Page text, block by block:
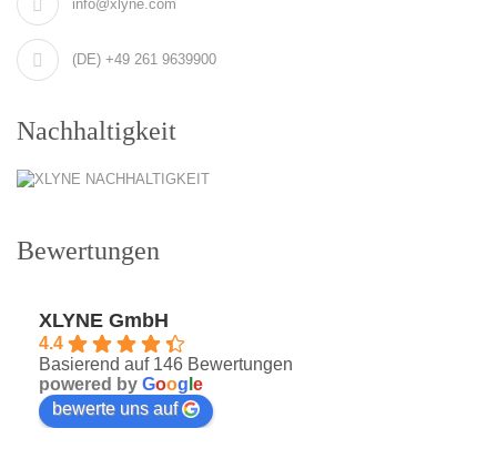
info@xlyne.com
(DE) +49 261 9639900
Nachhaltigkeit
Bewertungen
XLYNE GmbH
4.4
Basierend auf 146 Bewertungen
powered by Goog e
bewerte uns auf